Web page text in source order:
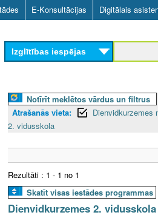
Skip
to
main
content
E-Konsultācijas Digitālais
Izglītības iespējas
Notīrīt meklētos vārdus un filtrus
Atrašanās vieta:
Dienvidkurzemes
2. vidusskola
Rezultāti : 1 - 1 no 1
Skatīt visas iestādes programmas
Dienvidkurzemes 2. vidusskola